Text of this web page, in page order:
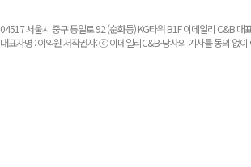
04517 서울시 중구 통일로 92 (순화동) KG타워 B1F 이데일리 C&B
대표자명 : 이익원 저작권자: ⓒ 이데일리C&B-당사의 기사를 동의 없